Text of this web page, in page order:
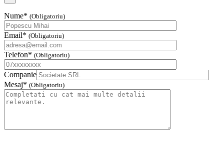
Nume* (Obligatoriu)
Email* (Obligatoriu)
Telefon* (Obligatoriu)
Companie
Mesaj* (Obligatoriu)